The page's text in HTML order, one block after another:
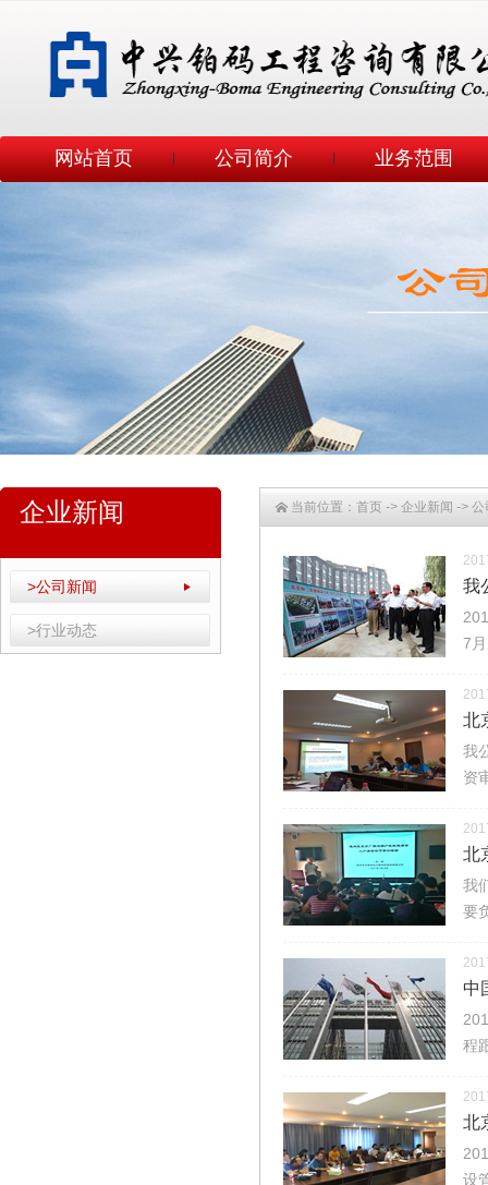
网站首页 公司简介 业务范围
企业新闻
>公司新闻
>行业动态
当前位置： 首页 -> 企业新闻 -> 公
我
7
北
我
资
北
我
要
中
程
北
设